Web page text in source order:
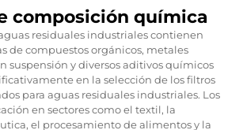
composición química
residuales industriales contienen
de compuestos orgánicos, metales
suspensión y diversos aditivos químicos
en la selección de los filtros
para aguas residuales industriales. Los
en sectores como el textil, la
el procesamiento de alimentos y la